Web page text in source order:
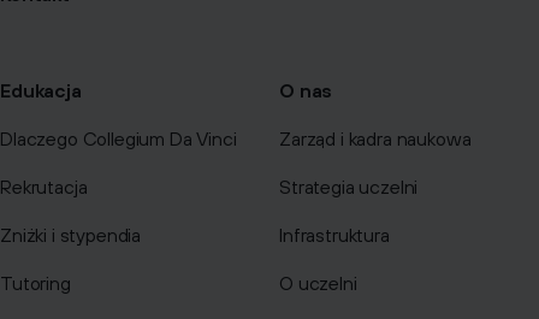
Edukacja
Dlaczego Collegium Da Vinci
Rekrutacja
Zniżki i stypendia
Tutoring
O nas
Zarząd i kadra naukowa
Strategia uczelni
Infrastruktura
O uczelni